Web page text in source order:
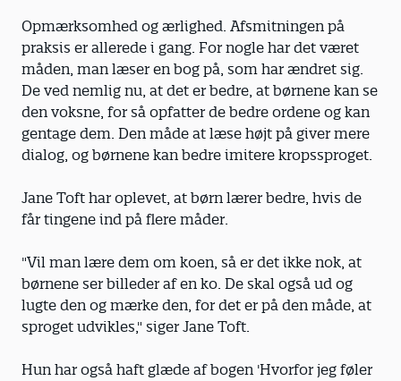
Opmærksomhed og ærlighed. Afsmitningen på
praksis er allerede i gang. For nogle har det været
måden, man læser en bog på, som har ændret sig.
De ved nemlig nu, at det er bedre, at børnene kan se
den voksne, for så opfatter de bedre ordene og kan
gentage dem. Den måde at læse højt på giver mere
dialog, og børnene kan bedre imitere kropssproget.
Jane Toft har oplevet, at børn lærer bedre, hvis de
får tingene ind på flere måder.
"Vil man lære dem om koen, så er det ikke nok, at
børnene ser billeder af en ko. De skal også ud og
lugte den og mærke den, for det er på den måde, at
sproget udvikles," siger Jane Toft.
Hun har også haft glæde af bogen 'Hvorfor jeg føler